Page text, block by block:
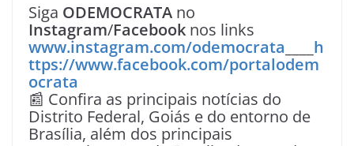
Siga ODEMOCRATA no
Instagram/Facebook nos links
www.instagram.com/odemocrata
h
ttps://www.facebook.com/portalodem
ocrata
📰 Confira as principais notícias do
Distrito Federal, Goiás e do entorno de
Brasília, além dos principais